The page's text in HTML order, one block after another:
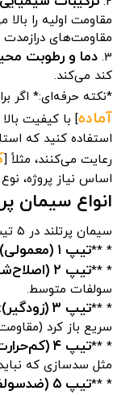
مقاومت اولیه را
مقاومت‌های
3. دما و رطوبت
کند می‌کند.
*نکته حرفه‌ای:* اگر
آماده] با کیفیت
استفاده کنید که
رعایت می‌کنند، مثلاً [
اساس نیاز پروژه،
انواع سیمان
سیمان پرتلند در ۵ تیپ اصلی طبقه‌بندی می‌شود:
* **تیپ ۱ (معمولی):
* **تیپ ۲ (اصلاح‌شده):
سولفات متوسط.
* **تیپ ۳ (زودگیر):
سریع باز کرد (مقاومت
* **تیپ ۴ (کم‌حرارت):
مثل سدسازی که
* **تیپ ۵ (ضدسولفات):